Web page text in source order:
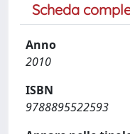
Scheda
Anno
2010
ISBN
9788895522593